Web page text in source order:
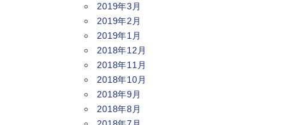
2019年3月
2019年2月
2019年1月
2018年12月
2018年11月
2018年10月
2018年9月
2018年8月